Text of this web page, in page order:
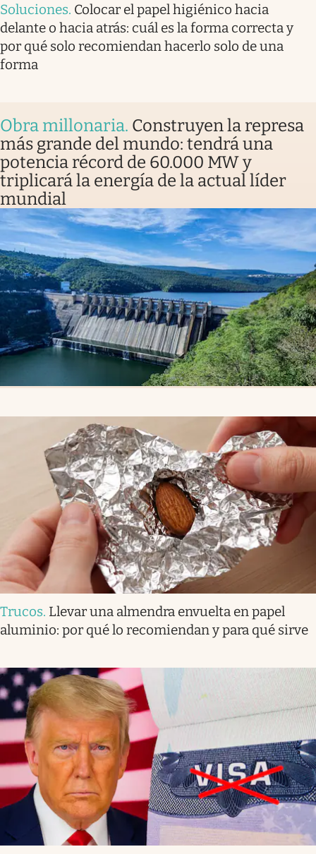
Soluciones. Colocar el papel higiénico hacia
delante o hacia atrás: cuál es la forma correcta y
por qué solo recomiendan hacerlo solo de una
forma
Obra millonaria. Construyen la represa
más grande del mundo: tendrá una
potencia récord de 60.000 MW y
triplicará la energía de la actual líder
mundial
Trucos. Llevar una almendra envuelta en papel
aluminio: por qué lo recomiendan y para qué sirve